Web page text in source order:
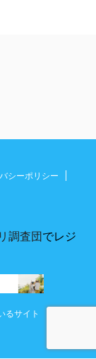
シーポリシー
調査団でレジ
るサイト